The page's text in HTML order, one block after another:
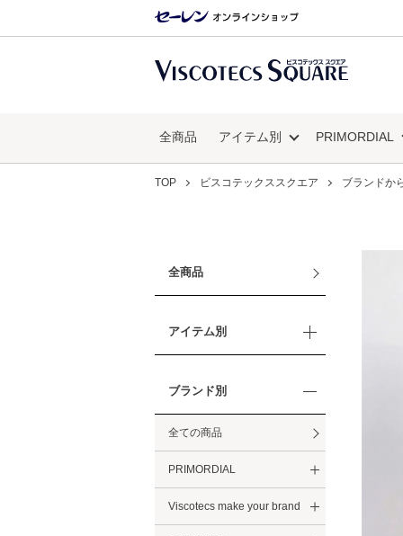
全商品 アイテム別 PRIMORDIAL
TOP ビスコテックススクエア ブランドか
全商品
アイテム別
ブランド別
全ての商品
PRIMORDIAL
Viscotecs make your brand